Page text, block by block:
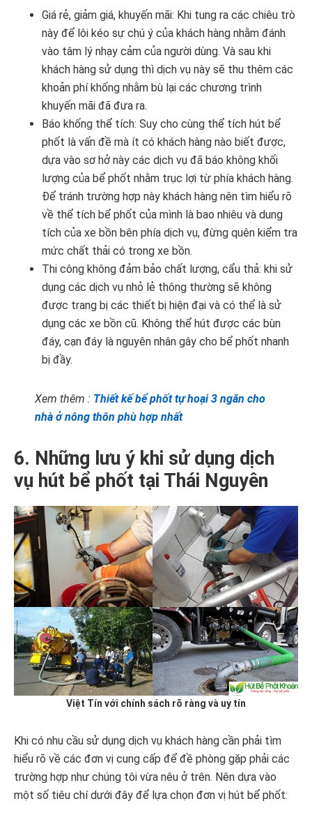
Giá rẻ, giảm giá, khuyến mãi: Khi tung ra các chiêu trò
này để lôi kéo sự chú ý của khách hàng nhằm đánh
vào tâm lý nhạy cảm của người dùng. Và sau khi
khách hàng sử dụng thì dịch vụ này sẽ thu thêm các
khoản phí khống nhằm bù lại các chương trình
khuyến mãi đã đưa ra.
Báo khống thể tích: Suy cho cùng thể tích hút bể
phốt là vấn đề mà ít có khách hàng nào biết được,
dựa vào sơ hở này các dịch vụ đã báo không khối
lượng của bể phốt nhằm trục lợi từ phía khách hàng.
Để tránh trường hợp này khách hàng nên tìm hiểu rõ
về thể tích bể phốt của mình là bao nhiêu và dung
tích của xe bồn bên phía dịch vụ, đừng quên kiểm tra
mức chất thải có trong xe bồn.
Thi công không đảm bảo chất lượng, cẩu thả: khi sử
dụng các dịch vụ nhỏ lẻ thông thường sẽ không
được trang bị các thiết bị hiện đại và có thể là sử
dụng các xe bồn cũ. Không thể hút được các bùn
đáy, cạn đáy là nguyên nhân gây cho bể phốt nhanh
bị đầy.
Xem thêm : Thiết kế bể phốt tự hoại 3 ngăn cho
nhà ở nông thôn phù hợp nhất
6. Những lưu ý khi sử dụng dịch
vụ hút bể phốt tại Thái Nguyên
Việt Tín với chính sách rõ ràng và uy tín
Khi có nhu cầu sử dụng dịch vụ khách hàng cần phải tìm
hiểu rõ về các đơn vị cung cấp để đề phòng gặp phải các
trường hợp như chúng tôi vừa nêu ở trên. Nên dựa vào
một số tiêu chí dưới đây để lựa chọn đơn vị hút bể phốt: